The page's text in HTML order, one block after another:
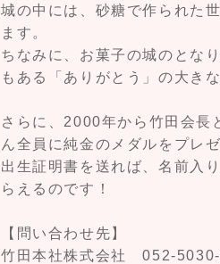
城の中には、砂糖で作られた
ます。
ちなみに、お菓子の城のとな
もある「ありがとう」の大きな
さらに、2000年から竹田会長
ん全員に純金のメダルをプレゼ
出生証明書を送れば、名前入
らえるのです！
【問い合わせ先】
竹田本社株式会社 052-